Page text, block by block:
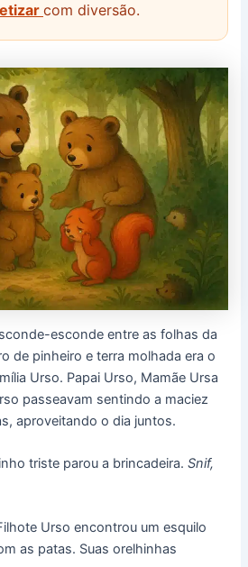
com diversão.
esconde entre as folhas da
de pinheiro e terra molhada era o
Urso. Papai Urso, Mamãe Ursa
passeavam sentindo a maciez
aproveitando o dia juntos.
triste parou a brincadeira.Snif,
Urso encontrou um esquilo
as patas. Suas orelhinhas